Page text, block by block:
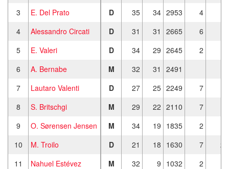
3
E. Del Prato D 35 34 2953
4
4
Alessandro Circati D 31 31 2665
6
5
E. Valeri D 34 29 2645
2
6
A. Bernabe M 32 31
2491
7
Lautaro Valenti D 27 25 2249
7
8
S. Britschgi M 29 22 2110 7
9
O. Sørensen Jensen M 34 19 1835
2
10
M. Troilo D 21 18 1630 7
2
11
Nahuel Estévez M 32 9 1032
2